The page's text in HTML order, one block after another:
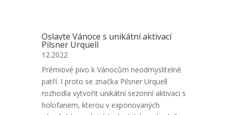
Oslavte Vánoce s unikátní aktivací
Pilsner Urquell
12.2022
Prémiové pivo k Vánocům neodmyslitelně
patří. I proto se značka Pilsner Urquell
rozhodla vytvořit unikátní sezonní aktivaci s
holofanem, kterou v exponovaných